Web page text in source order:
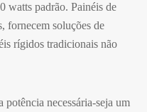
watts padrão. Painéis de
fornecem soluções de
rígidos tradicionais não
necessária-seja um